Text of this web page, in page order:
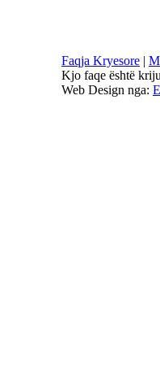
Faqja Kryesore |
Kjo faqe është
Web Design nga: